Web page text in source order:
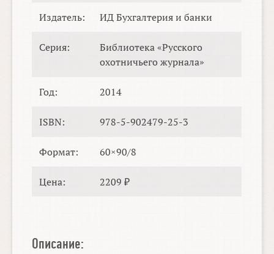
Издатель: ИД Бухгалтерия и банки
Серия:
Библиотека «Русского
охотничьего журнала»
Год: 2014
ISBN: 978-5-902479-25-3
Формат: 60×90/8
Цена: 2209 ₽
Описание: